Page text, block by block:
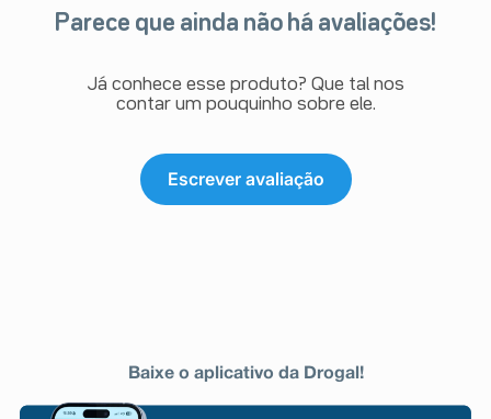
Parece que ainda não há avaliações!
Já conhece esse produto? Que tal nos
contar um pouquinho sobre ele.
Escrever avaliação
Baixe o aplicativo da Drogal!